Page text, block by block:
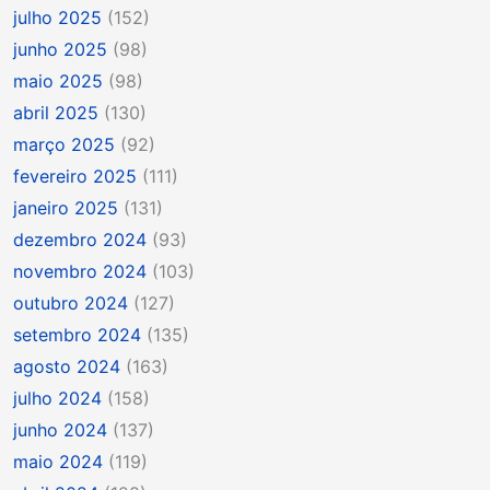
julho 2025 (152)
junho 2025 (98)
maio 2025 (98)
abril 2025 (130)
março 2025 (92)
fevereiro 2025 (111)
janeiro 2025 (131)
dezembro 2024 (93)
novembro 2024 (103)
outubro 2024 (127)
setembro 2024 (135)
agosto 2024 (163)
julho 2024 (158)
junho 2024 (137)
maio 2024 (119)